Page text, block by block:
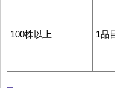
100株以上 1品